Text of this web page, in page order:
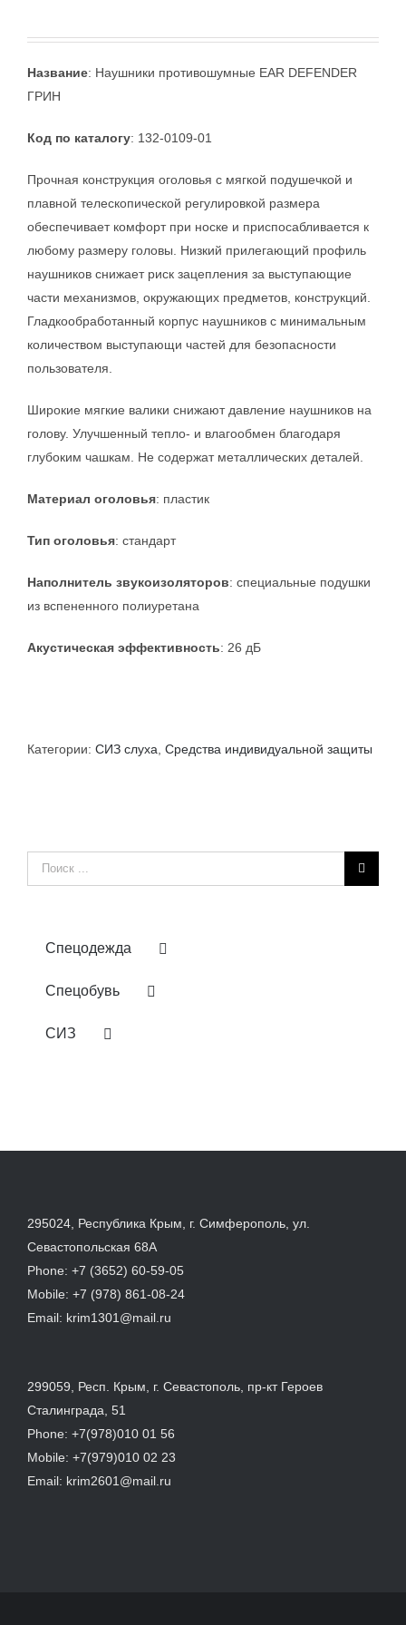
Название: Наушники противошумные EAR DEFENDER
ГРИН
Код по каталогу: 132-0109-01
Прочная конструкция оголовья с мягкой подушечкой и
плавной телескопической регулировкой размера
обеспечивает комфорт при носке и приспосабливается к
любому размеру головы. Низкий прилегающий профиль
наушников снижает риск зацепления за выступающие
части механизмов, окружающих предметов, конструкций.
Гладкообработанный корпус наушников с минимальным
количеством выступающи частей для безопасности
пользователя.
Широкие мягкие валики снижают давление наушников на
голову. Улучшенный тепло- и влагообмен благодаря
глубоким чашкам. Не содержат металлических деталей.
Материал оголовья: пластик
Тип оголовья: стандарт
Наполнитель звукоизоляторов: специальные подушки
из вспененного полиуретана
Акустическая эффективность: 26 дБ
Категории: СИЗ слуха Средства индивидуальной защиты
Результат
поиска:
Спецодежда
Спецобувь
СИЗ
295024, Республика Крым, г. Симферополь, ул.
Севастопольская 68А
Phone: +7 (3652) 60-59-05
Mobile: +7 (978) 861-08-24
Email: krim1301@mail.ru
299059, Респ. Крым, г. Севастополь, пр-кт Героев
Сталинграда, 51
Phone: +7(978)010 01 56
Mobile: +7(979)010 02 23
Email: krim2601@mail.ru